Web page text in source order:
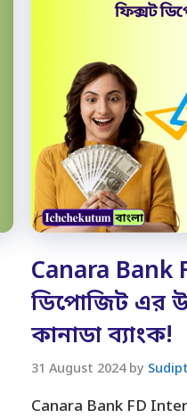
Canara Bank
ডিপোজিট এর
কানাডা ব্যাংক!
31 August 2024 by
Canara Bank FD